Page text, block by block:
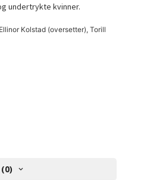
undertrykte kvinner.
Kolstad (oversetter), Torill